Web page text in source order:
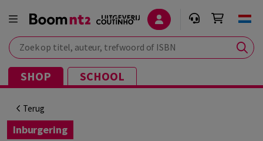
Zoek op titel, auteur, trefwoord of ISBN
SHOP SCHOOL
Terug
Inburgering